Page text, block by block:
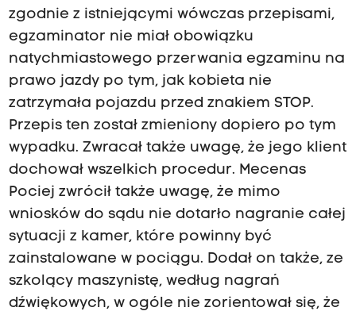
zgodnie z istniejącymi wówczas przepisami,
egzaminator nie miał obowiązku
natychmiastowego przerwania egzaminu na
prawo jazdy po tym, jak kobieta nie
zatrzymała pojazdu przed znakiem STOP.
Przepis ten został zmieniony dopiero po tym
wypadku. Zwracał także uwagę, że jego klient
dochował wszelkich procedur. Mecenas
Pociej zwrócił także uwagę, że mimo
wniosków do sądu nie dotarło nagranie całej
sytuacji z kamer, które powinny być
zainstalowane w pociągu. Dodał on także, ze
szkolący maszynistę, według nagrań
dźwiękowych, w ogóle nie zorientował się, że